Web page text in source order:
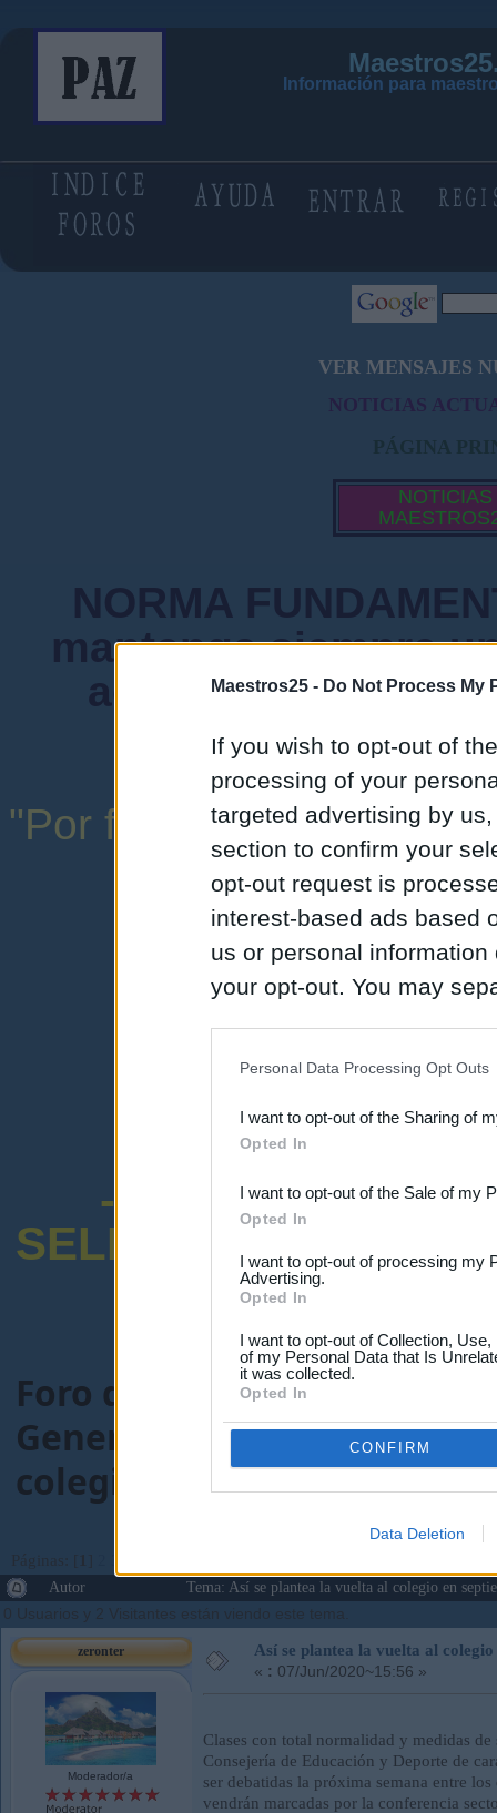
Maestros25 - Do Not Process My
If you wish to opt-out of
processing of your
targeted advertising by
section to confirm your
opt-out request is
interest-based ads based
us or personal
your opt-out. You may
Downstream Participants
third parties.
Personal Data Processing Opt Outs
I want to opt-out of the Sharing of
Opted In
I want to opt-out of the Sale of my
Opted In
I want to opt-out of processing my
Advertising.
Opted In
I want to opt-out of Collection,
of my Personal Data that Is
it was collected.
Opted In
CONFIRM
Data Deletion
Información para
VER MENSAJES
NOTICIAS
PÁGINA
NOTICIAS
NORMA
mantenga siempre
admiten mensajes
instituciones
"Por favor, no abuse de
una expresión
-ENCUESTA
SELECTIVO
Foro de Maestros25
General-maestros25.com>
colegio en septiembre en
Páginas: [ 1
Autor
Tema: Así se plantea la vuelta al colegio en
0 Usuarios y 2 Visitantes están viendo este tema.
zeronter
Moderador/a
Así se plantea la vuelta al
« : 07/Jun/2020~15:56 »
Clases con total normalidad y medidas
Consejería de Educación y Deporte de
ser debatidas la próxima semana entre
vendrán marcadas por la conferencia